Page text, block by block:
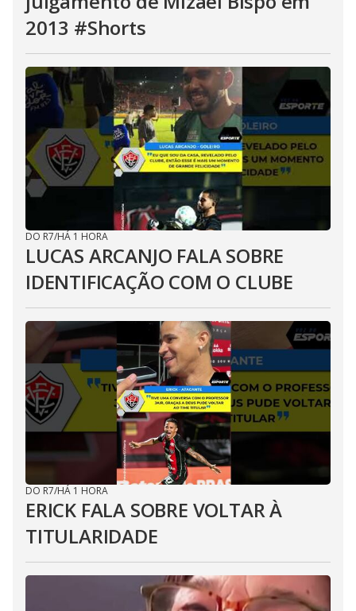
2013 #Shorts
DO R7/HÁ 1 HORA
LUCAS ARCANJO FALA SOBRE
IDENTIFICAÇÃO COM O CLUBE
DO R7/HÁ 1 HORA
ERICK FALA SOBRE VOLTAR À
TITULARIDADE